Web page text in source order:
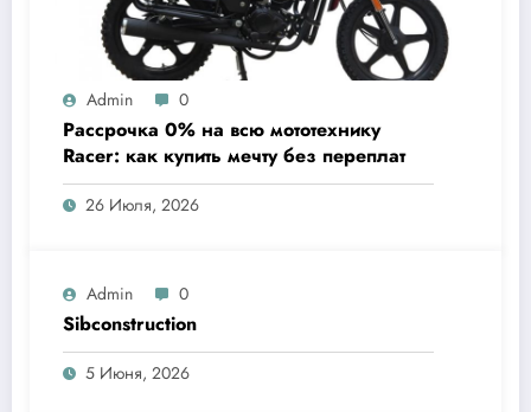
Admin 0
Рассрочка 0% на всю мототехнику
Racer: как купить мечту без переплат
26 Июля, 2026
Admin 0
Sibconstruction
5 Июня, 2026